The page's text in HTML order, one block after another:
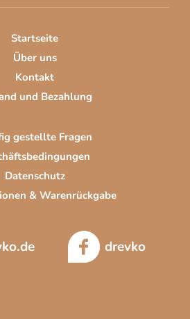
Startseite
Über uns
Kontakt
und Bezahlung
gestellte Fragen
Datenschutz
& Warenrückgabe
drevko